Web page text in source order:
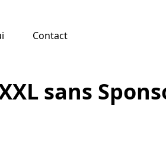
Contact
sans